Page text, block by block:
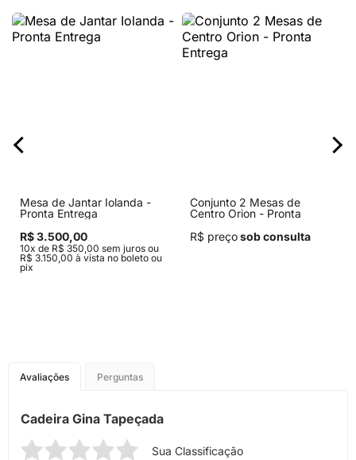
Mesa de Jantar Iolanda -
Pronta Entrega
R$ 3.500,00
10x de R$ 350,00 sem juros ou
R$ 3.150,00 à vista no boleto ou
pix
Conjunto 2 Mesas de
Centro Orion - Pronta
R$ preçosob consulta
Avaliações Perguntas
Cadeira Gina Tapeçada
Sua Classificação